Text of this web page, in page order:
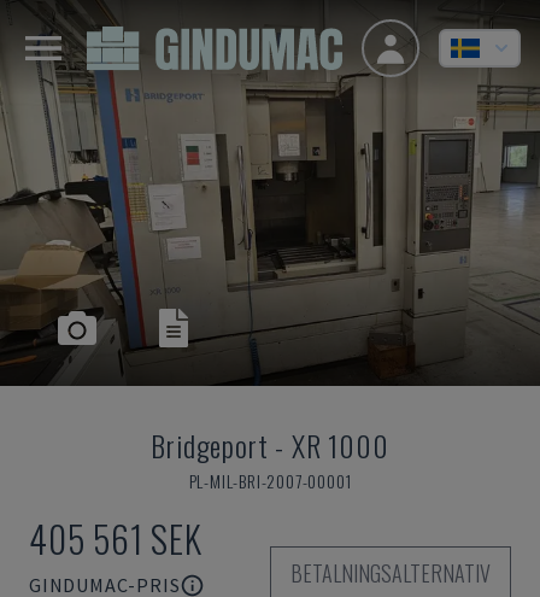
Bridgeport - XR 1000
PL-MIL-BRI-2007-00001
405 561 SEK
GINDUMAC-PRIS
BETALNINGSALTERNATIV